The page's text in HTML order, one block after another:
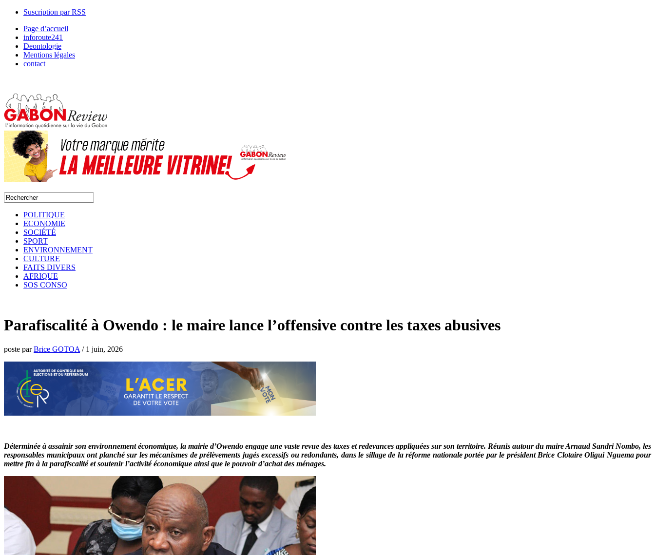
Suscription par RSS
Page d’accueil
inforoute241
Deontologie
Mentions légales
contact
POLITIQUE
ECONOMIE
SOCIÉTÉ
SPORT
ENVIRONNEMENT
CULTURE
FAITS DIVERS
AFRIQUE
SOS CONSO
Parafiscalité à Owendo : le maire lance l’offensive contre les taxes abusives
poste parBrice GOTOA / 1 juin, 2026
Déterminée à assainir son environnement économique, la mairie d’Owendo engage une vaste revue des taxes et redevances appliquées sur son territoire. Réunis autour du maire Arnaud Sandri Nombo, les
responsables municipaux ont planché sur les mécanismes de prélèvements jugés excessifs ou redondants, dans le sillage de la réforme nationale portée par le président Brice Clotaire Oligui Nguema pour
mettre fin à la parafiscalité et soutenir l’activité économique ainsi que le pouvoir d’achat des ménages.